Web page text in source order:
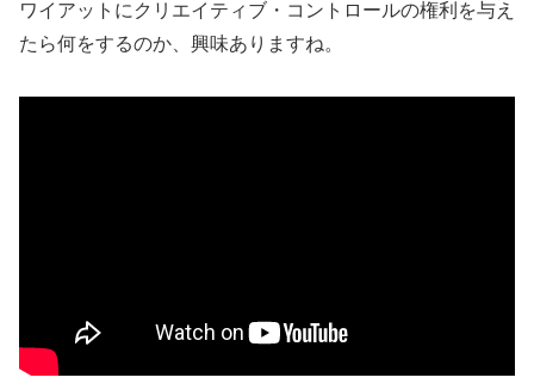
ワイアットにクリエイティブ・コントロールの権利を与え
たら何をするのか、興味ありますね。